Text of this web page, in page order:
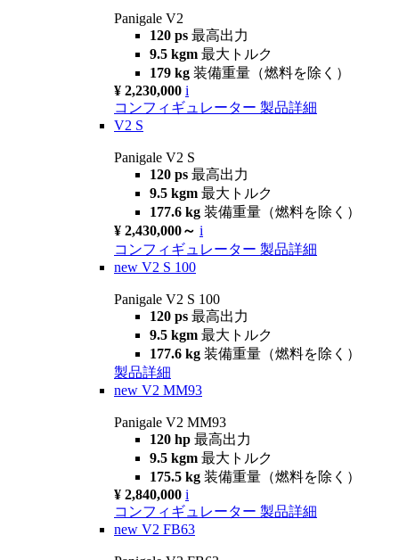
Panigale V2
120 ps 最高出力
9.5 kgm 最大トルク
179 kg 装備重量（燃料を除く）
¥ 2,230,000 i
コンフィギュレーター 製品詳細
V2 S
Panigale V2 S
120 ps 最高出力
9.5 kgm 最大トルク
177.6 kg 装備重量（燃料を除く）
¥ 2,430,000～ i
コンフィギュレーター 製品詳細
new V2 S 100
Panigale V2 S 100
120 ps 最高出力
9.5 kgm 最大トルク
177.6 kg 装備重量（燃料を除く）
製品詳細
new V2 MM93
Panigale V2 MM93
120 hp 最高出力
9.5 kgm 最大トルク
175.5 kg 装備重量（燃料を除く）
¥ 2,840,000 i
コンフィギュレーター 製品詳細
new V2 FB63